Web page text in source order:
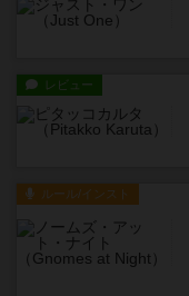
レビュー
ルール/インスト